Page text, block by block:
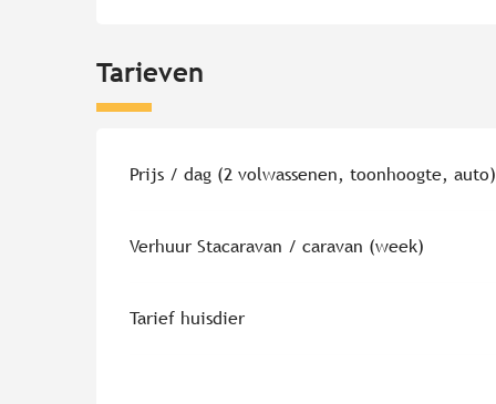
Tarieven
Tarieven 2026
Prijs / dag (2 volwassenen, toonhoogte, auto)
Verhuur Stacaravan / caravan (week)
Tarief huisdier